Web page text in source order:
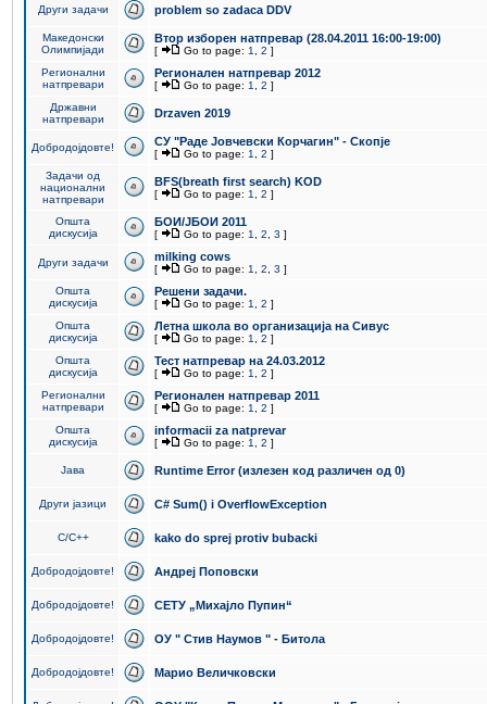
Други задачи problem so zadaca DDV
Македонски
Олимпијади
Втор изборен натпревар (28.04.2011 16:00-19:00)
[ Go to page: 1 2 ]
Регионални
натпревари
Регионален натпревар 2012
[ Go to page: 1 2 ]
Државни
натпревари
Drzaven 2019
Добродојдовте! СУ "Раде Јовчевски Корчагин" - Скопје
[ Go to page: 1 2 ]
Задачи од
национални
натпревари
BFS(breath first search) KOD
[ Go to page: 1 2 ]
Општа
дискусија
БОИ/ЈБОИ 2011
[ Go to page: 1 2 3 ]
Други задачи milking cows
[ Go to page: 1 2 3 ]
Општа
дискусија
Решени задачи.
[ Go to page: 1 2 ]
Општа
дискусија
Летна школа во организација на Сивус
[ Go to page: 1 2 ]
Општа
дискусија
Тест натпревар на 24.03.2012
[ Go to page: 1 2 ]
Регионални
натпревари
Регионален натпревар 2011
[ Go to page: 1 2 ]
Општа
дискусија
informacii za natprevar
[ Go to page: 1 2 ]
Јава Runtime Error (излезен код различен од 0)
Други јазици C# Sum() i OverflowException
C/C++ kako do sprej protiv bubacki
Добродојдовте! Андреј Поповски
Добродојдовте! СЕТУ „Михајло Пупин“
Добродојдовте! ОУ " Стив Наумов " - Битола
Добродојдовте! Марио Величковски